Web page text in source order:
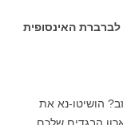
לברברת האינסופית
הושיטו-נא את
הבגדים שלכם